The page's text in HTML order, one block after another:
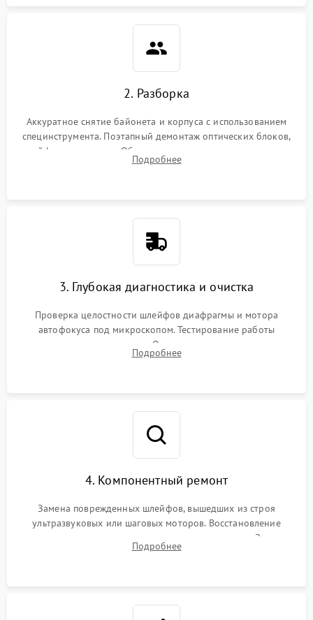
2. Разборка
Аккуратное снятие байонета и корпуса с использованием
специнструмента. Поэтапный демонтаж оптических блоков,
шлейфов и приводов. Обязательная маркировка положения
линзовых групп для сохранения заводской центровки при
Подробнее
3. Глубокая диагностика и очистка
Проверка целостности шлейфов диафрагмы и мотора
автофокуса под микроскопом. Тестирование работы
электромагнитного привода. Очистка оптических элементов
от пыли, следов влаги и грибка спецрастворами без
Подробнее
4. Компонентный ремонт
Замена поврежденных шлейфов, вышедших из строя
ультразвуковых или шаговых моторов. Восстановление
геометрии направляющих при заклинивании зума. Замена
неисправного блока диафрагмы, датчиков положения или
Подробнее